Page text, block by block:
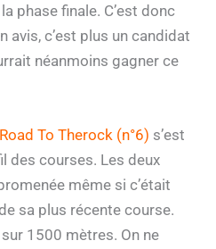
phase finale. C’est donc
avis, c’est plus un candidat
néanmoins gagner ce
Road To Therock (n°6) s’est
des courses. Les deux
même si c’était
sa plus récente course.
1500 mètres. On ne